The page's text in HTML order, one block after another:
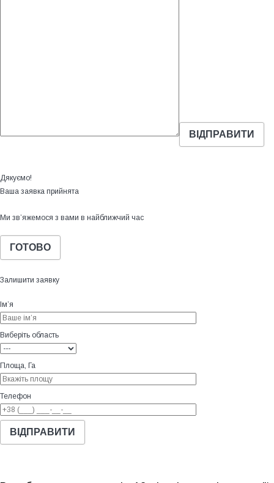
Дякуємо!
Ваша заявка прийнята
Ми зв’яжемося з вами в найближчий час
ГОТОВО
Залишити заявку
Ім’я
Виберіть область
Площа, Га
Телефон